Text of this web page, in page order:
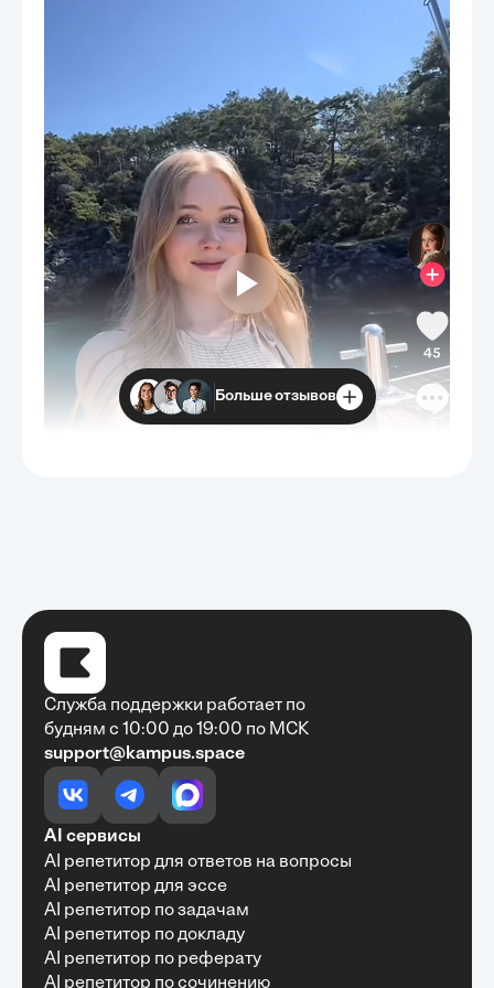
Очень быстро, недорого, качественно,
доступно
Алексей Антонов•27 мая, 2025
Обучение с Кампус Хаб — очень экономит
полезной информации. Рекомендую ...
Рекомендую Кампус АИ всем, кто хочет
Больше отзывов
Служба поддержки работает по
будням с 10:00 до 19:00 по МСК
support@kampus.space
AI сервисы
AI репетитор для ответов на вопросы
AI репетитор для эссе
AI репетитор по задачам
AI репетитор по докладу
AI репетитор по реферату
AI репетитор по сочинению